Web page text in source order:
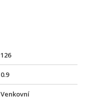
126
0.9
Venkovní